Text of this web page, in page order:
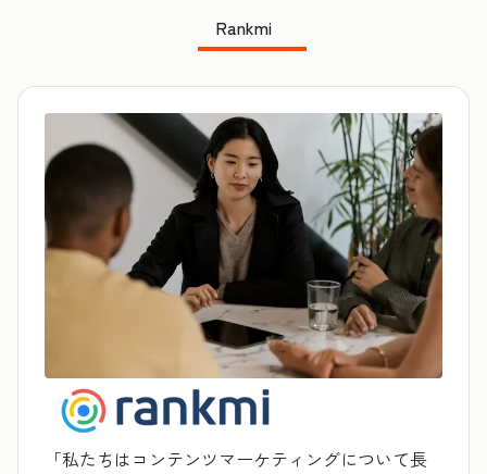
Rankmi
「私たちはコンテンツマーケティングについて長